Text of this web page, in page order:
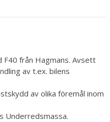
från Hagmans. Avsett
av t.ex. bilens
av olika föremål inom
Underredsmassa.